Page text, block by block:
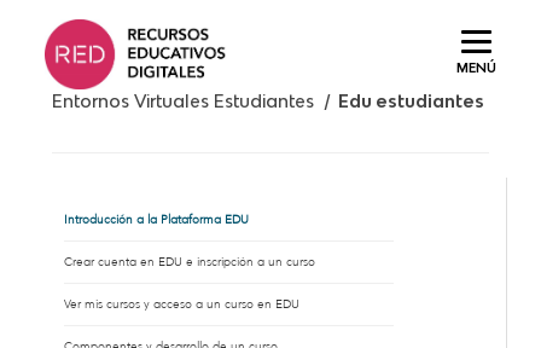
MENÚ
Saltar
contenido.
Entornos Virtuales Estudiantes /Edu estudiantes
Introducción a la Plataforma EDU
Crear cuenta en EDU e inscripción a un curso
Ver mis cursos y acceso a un curso en EDU